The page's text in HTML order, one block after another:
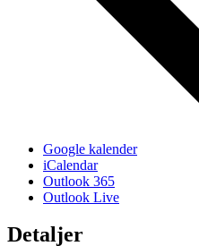
Google kalender
iCalendar
Outlook 365
Outlook Live
Detaljer